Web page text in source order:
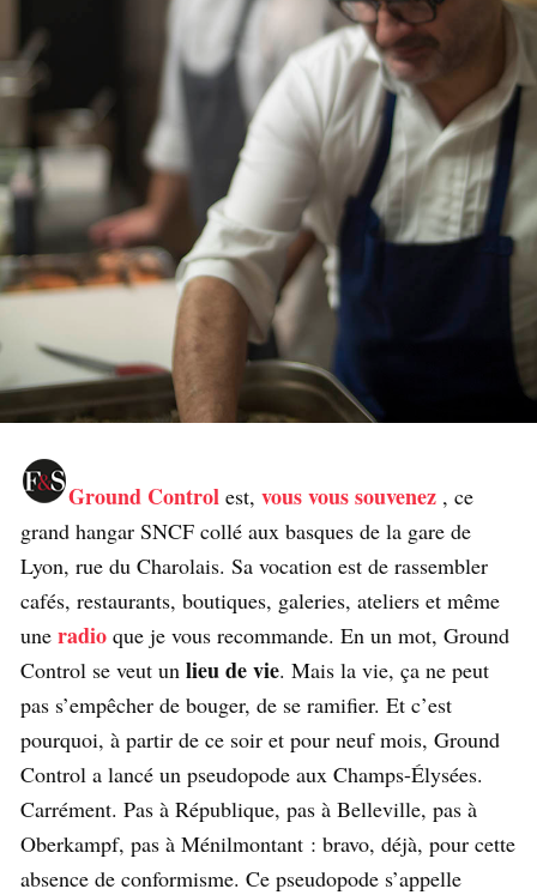
Ground Control est, vous vous souvenez , ce
grand hangar SNCF collé aux basques de la gare de
Lyon, rue du Charolais. Sa vocation est de rassembler
cafés, restaurants, boutiques, galeries, ateliers et même
une radio que je vous recommande. En un mot, Ground
Control se veut un lieu de vie. Mais la vie, ça ne peut
pas s’empêcher de bouger, de se ramifier. Et c’est
pourquoi, à partir de ce soir et pour neuf mois, Ground
Control a lancé un pseudopode aux Champs-Élysées.
Carrément. Pas à République, pas à Belleville, pas à
Oberkampf, pas à Ménilmontant : bravo, déjà, pour cette
absence de conformisme. Ce pseudopode s’appelle